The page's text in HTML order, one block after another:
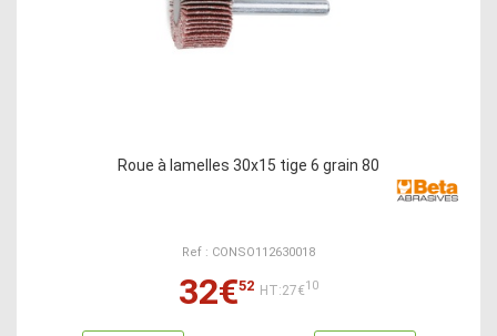
Roue à lamelles 30x15 tige 6 grain 80
Ref : CONSO112630018
32€52 HT:27€10